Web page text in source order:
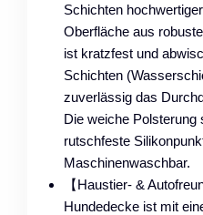
Schichten
Oberfläche aus
ist kratzfest und
Schichten
zuverlässig das
Die weiche Polsterung
rutschfeste
Maschinenwaschbar.
【Haustier- &
Hundedecke ist mit